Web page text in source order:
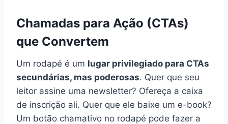
Chamadas para Ação (CTAs)
que Convertem
Um rodapé é um lugar privilegiado para CTAs
secundárias, mas poderosas. Quer que seu
leitor assine uma newsletter? Ofereça a caixa
de inscrição ali. Quer que ele baixe um e-book?
Um botão chamativo no rodapé pode fazer a